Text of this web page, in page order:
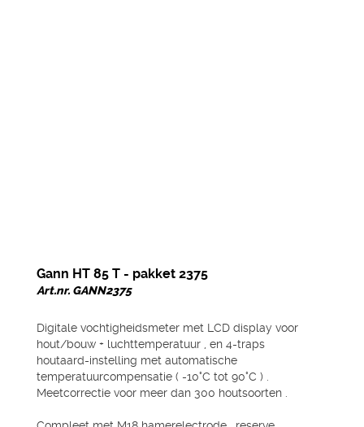
Gann HT 85 T - pakket 2375
Art.nr. GANN2375
Digitale vochtigheidsmeter met LCD display voor
hout/bouw + luchttemperatuur , en 4-traps
houtaard-instelling met automatische
temperatuurcompensatie ( -10°C tot 90°C ) .
Meetcorrectie voor meer dan 300 houtsoorten .